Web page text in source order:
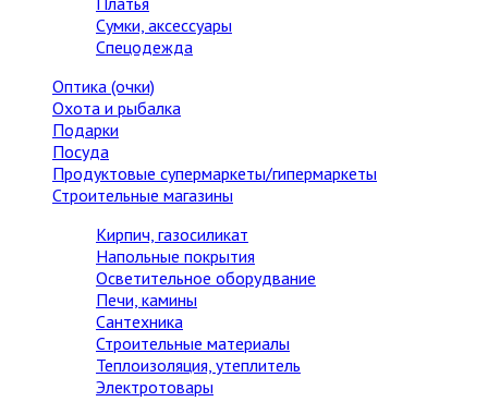
Сумки, аксессуары
Спецодежда
Оптика (очки)
Охота и рыбалка
Подарки
Посуда
Продуктовые супермаркеты/гипермаркеты
Строительные магазины
Кирпич, газосиликат
Напольные покрытия
Осветительное оборудвание
Печи, камины
Сантехника
Строительные материалы
Теплоизоляция, утеплитель
Электротовары